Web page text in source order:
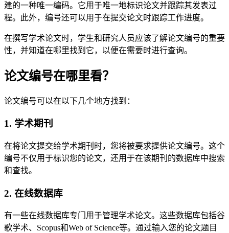
建的一种唯一编码。它用于唯一地标识论文并跟踪其发表过
程。此外，编号还可以用于在提交论文时跟踪工作进度。
在撰写学术论文时，学生和研究人员应该了解论文编号的重要
性，并知道在哪里找到它，以便在需要时进行查询。
论文编号在哪里看？
论文编号可以在以下几个地方找到：
1. 学术期刊
在将论文提交给学术期刊时，您将被要求提供论文编号。这个
编号不仅用于标识您的论文，还用于在该期刊的数据库中搜索
和查找。
2. 在线数据库
有一些在线数据库专门用于管理学术论文。这些数据库包括谷
歌学术、Scopus和Web of Science等。通过输入您的论文题目